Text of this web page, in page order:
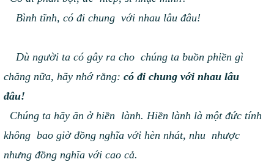
Bình tĩnh, có đi chung với nhau lâu đâu!
Dù người ta có gây ra cho chúng ta buồn phiền gì
chăng nữa, hãy nhớ rằng: có đi chung với nhau lâu
đâu!
Chúng ta hãy ăn ở hiền lành. Hiền lành là một đức tính
không bao giờ đồng nghĩa với hèn nhát, nhu nhược
nhưng đồng nghĩa với cao cả.